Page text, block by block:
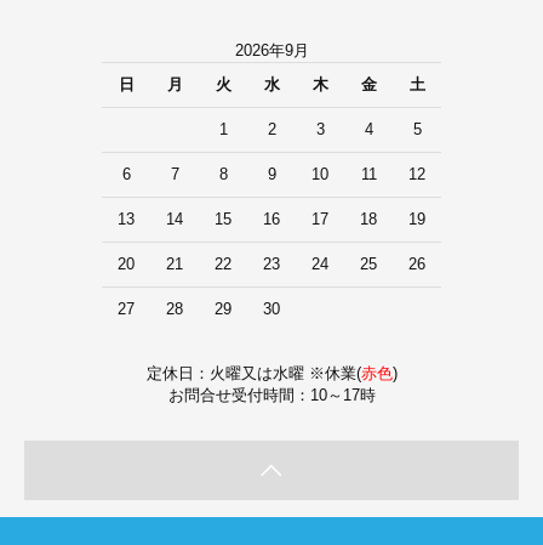
2026年9月
日
月 火 水 木 金 土
1 2 3 4 5
6 7 8 9 10 11 12
13 14 15 16 17 18 19
20 21 22 23 24 25 26
27 28 29 30
定休日：火曜又は水曜 ※休業(赤色)
お問合せ受付時間：10～17時